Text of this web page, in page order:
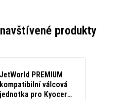
produkty
JetWorld PREMIUM
kompatibilní válcová
jednotka pro Kyocera